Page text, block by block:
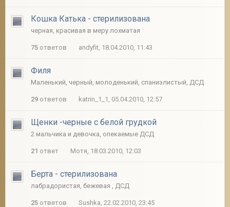
Кошка Катька - стерилизована
черная, красивая в меру лохматая
75 ответов andyfit, 18.04.2010, 11:43
Филя
Маленький, черный, молоденький, спаниэлистый, ДСД
29 ответов katrin_1_1, 05.04.2010, 12:57
Щенки -черные с белой грудкой
2 мальчика и девочка, опекаемые ДСД
21 ответ Мотя, 18.03.2010, 12:03
Берта - стерилизована
лабрадористая, бежевая , ДСД
25 ответов Sushka, 22.02.2010, 23:45